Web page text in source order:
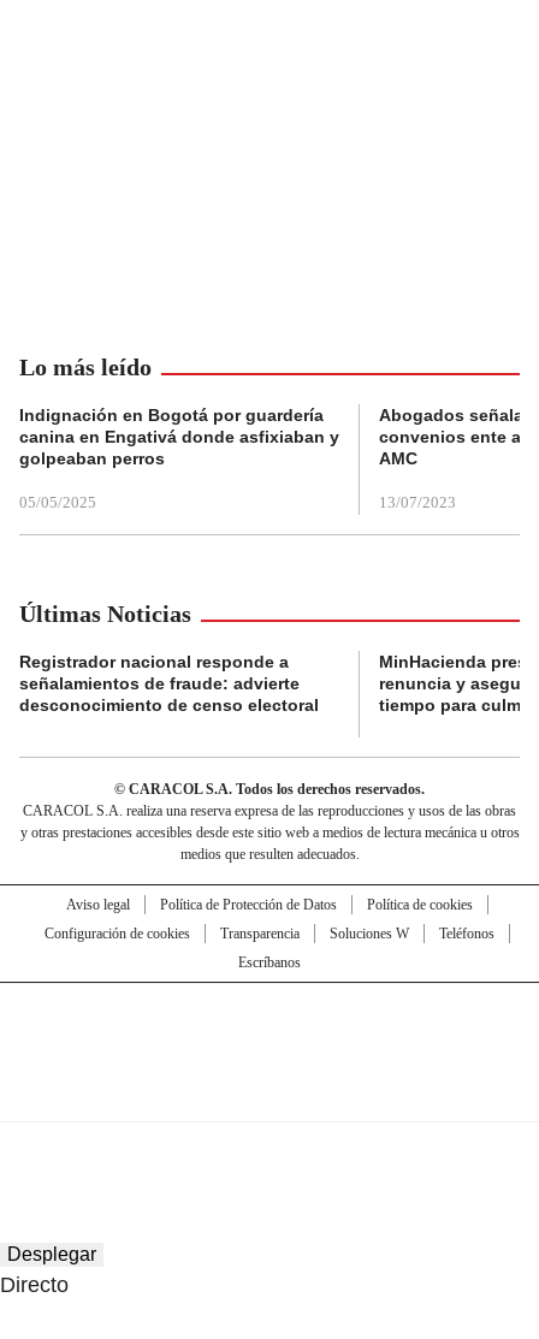
Lo más leído
Indignación en Bogotá por guardería
canina en Engativá donde asfixiaban y
golpeaban perros
05/05/2025
Abogados
convenios ente
AMC
13/07/2023
Últimas Noticias
Registrador nacional responde a
señalamientos de fraude: advierte
desconocimiento de censo electoral
MinHacienda
renuncia y
tiempo para
© CARACOL S.A. Todos los derechos reservados.
CARACOL S.A. realiza una reserva expresa de las reproducciones y usos de las obras
y otras prestaciones accesibles desde este sitio web a medios de lectura mecánica u otros
medios que resulten adecuados.
Aviso legal Política de Protección de Datos
Política de cookies
Configuración de cookies
Transparencia Soluciones W
Teléfonos
Escríbanos
Desplegar
Directo